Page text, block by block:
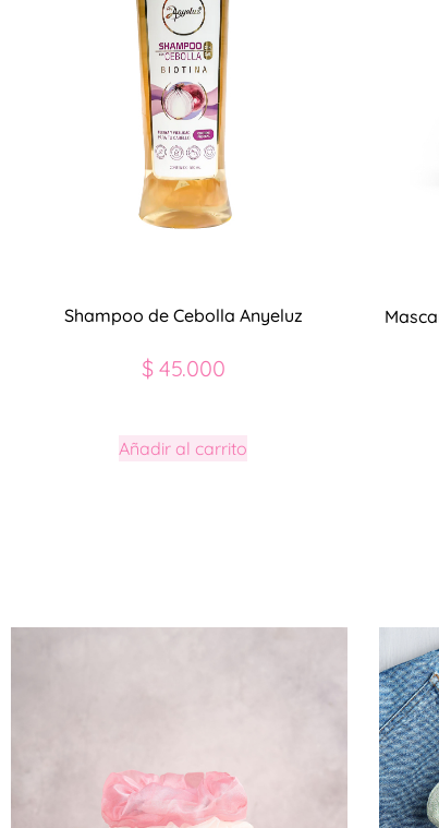
Shampoo de Cebolla Anyeluz
$45.000
Añadir al carrito